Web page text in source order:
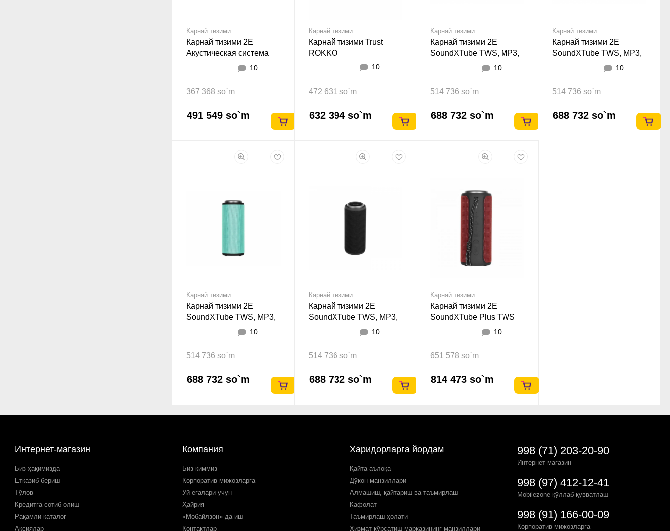
Карнай тизими
Карнай тизими 2E
Акустическая система
2E SoundXBlock TWS,
MP3, Wireless, Waterproof
10
367 368 so`m
491 549 so`m
Карнай тизими
Карнай тизими Trust
ROKKO
10
472 631 so`m
632 394 so`m
Карнай тизими
Карнай тизими 2E
SoundXTube TWS, MP3,
Wireless, Waterproof Red
10
514 736 so`m
688 732 so`m
Карнай тизими
Карнай тизими 2E
SoundXTube TWS, MP3,
Wireless, Waterproof
10
514 736 so`m
688 732 so`m
Карнай тизими
Карнай тизими 2E
SoundXTube TWS, MP3,
Wireless, Waterproof
10
514 736 so`m
688 732 so`m
Карнай тизими
Карнай тизими 2E
SoundXTube TWS, MP3,
Wireless, Waterproof Grey
10
514 736 so`m
688 732 so`m
Карнай тизими
Карнай тизими 2E
SoundXTube Plus TWS
Waterproof Red
10
651 578 so`m
814 473 so`m
Интернет-магазин
Биз ҳақимизда
Етказиб бериш
Тўлов
Кредитга сотиб олиш
Рақамли каталог
Аксиялар
Компания
Биз киммиз
Корпоратив мижозларга
Уй егалари учун
Ҳайрия
«Мобайлзон» да иш
Контактлар
Харидорларга йордам
Қайта аълоқа
Дўкон манзиллари
Алмашиш, қайтариш ва таъмирлаш
Кафолат
Таъмирлаш ҳолати
Хизмат кўрсатиш марказининг манзиллари
998 (71) 203-20-90
Интернет-магазин
998 (97) 412-12-41
Mobilezone қўллаб-қувватлаш
998 (91) 166-00-09
Корпоратив мижозларга